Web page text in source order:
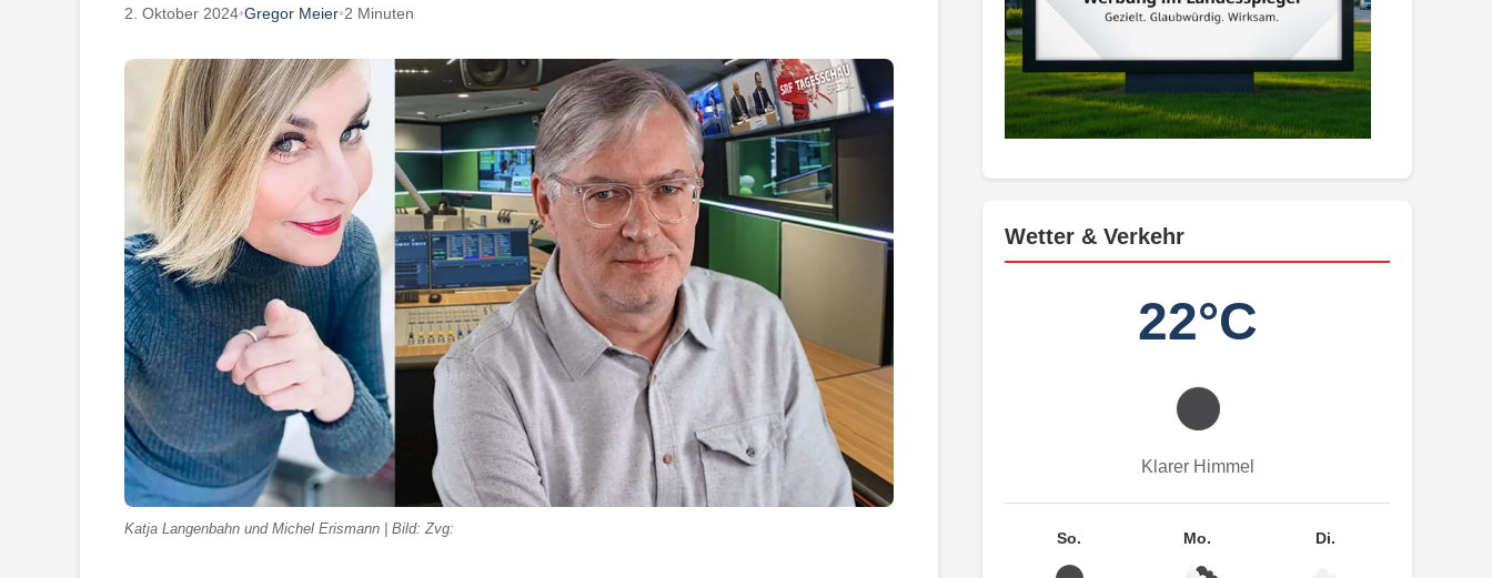
2. Oktober 2024•Gregor Meier•2 Minuten
Katja Langenbahn und Michel Erismann | Bild: Zvg:
Wetter & Verkehr
22°C
Klarer Himmel
So. Mo. Di.